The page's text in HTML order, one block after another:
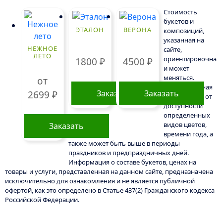
НЕЖНОЕ
ЛЕТО
от
2699 ₽
Заказать
несколько
вариаций.
Опции
ЭТАЛОН
1800 ₽
Заказать
ВЕРОНА
4500 ₽
Заказать
Стоимость
букетов и
композиций,
указанная на
сайте,
ориентировочна
и может
меняться.
Окончательная
цена зависит от
доступности
определенных
видов цветов,
времени года, а
также может быть выше в периоды
праздников и предпраздничных дней.
Информация о составе букетов, ценах на
товары и услуги, представленная на данном сайте, предназначена
исключительно для ознакомления и не является публичной
офертой, как это определено в Статье 437(2) Гражданского кодекса
Российской Федерации.